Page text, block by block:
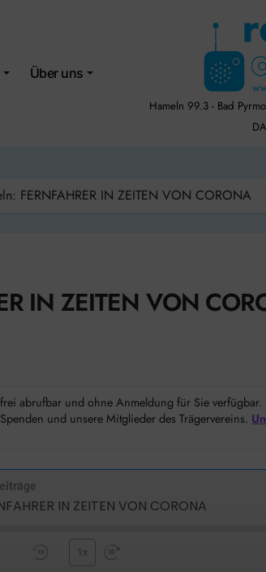
Über uns
Hameln 99.3 - Bad
FERNFAHRER IN ZEITEN VON CORONA
IN ZEITEN VON
abrufbar und ohne Anmeldung für Sie verfügbar.
und unsere Mitglieder des Trägervereins.
IN ZEITEN VON CORONA
Mute/UnmuteRewind
1x